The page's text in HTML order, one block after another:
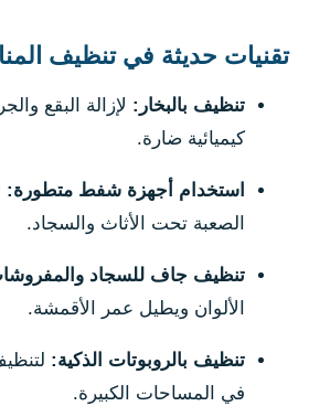
تقنيات حديثة في تنظيف
تنظيف بالبخار: لإزالة البقع
كيميائية ضارة.
استخدام أجهزة شفط متطورة:
الصعبة تحت الأثاث والسجاد.
تنظيف جاف للسجاد
الألوان ويطيل عمر الأقمشة.
تنظيف بالروبوتات الذكية:
في المساحات الكبيرة.